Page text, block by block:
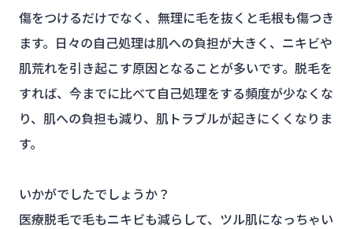
傷をつけるだけでなく、無理に毛を抜くと毛根も傷つき
ます。日々の自己処理は肌への負担が大きく、ニキビや
肌荒れを引き起こす原因となることが多いです。脱毛を
すれば、今までに比べて自己処理をする頻度が少なくな
り、肌への負担も減り、肌トラブルが起きにくくなりま
す。
いかがでしたでしょうか？
医療脱毛で毛もニキビも減らして、ツル肌になっちゃい